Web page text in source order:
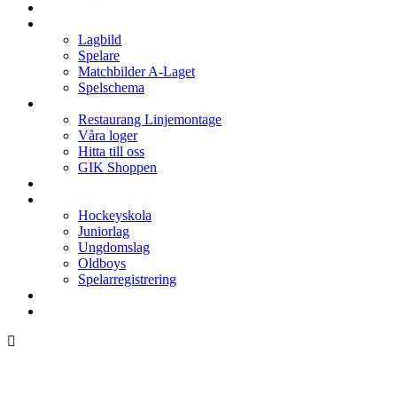
Lagbild
Spelare
Matchbilder A-Laget
Spelschema
Restaurang Linjemontage
Våra loger
Hitta till oss
GIK Shoppen
Hockeyskola
Juniorlag
Ungdomslag
Oldboys
Spelarregistrering